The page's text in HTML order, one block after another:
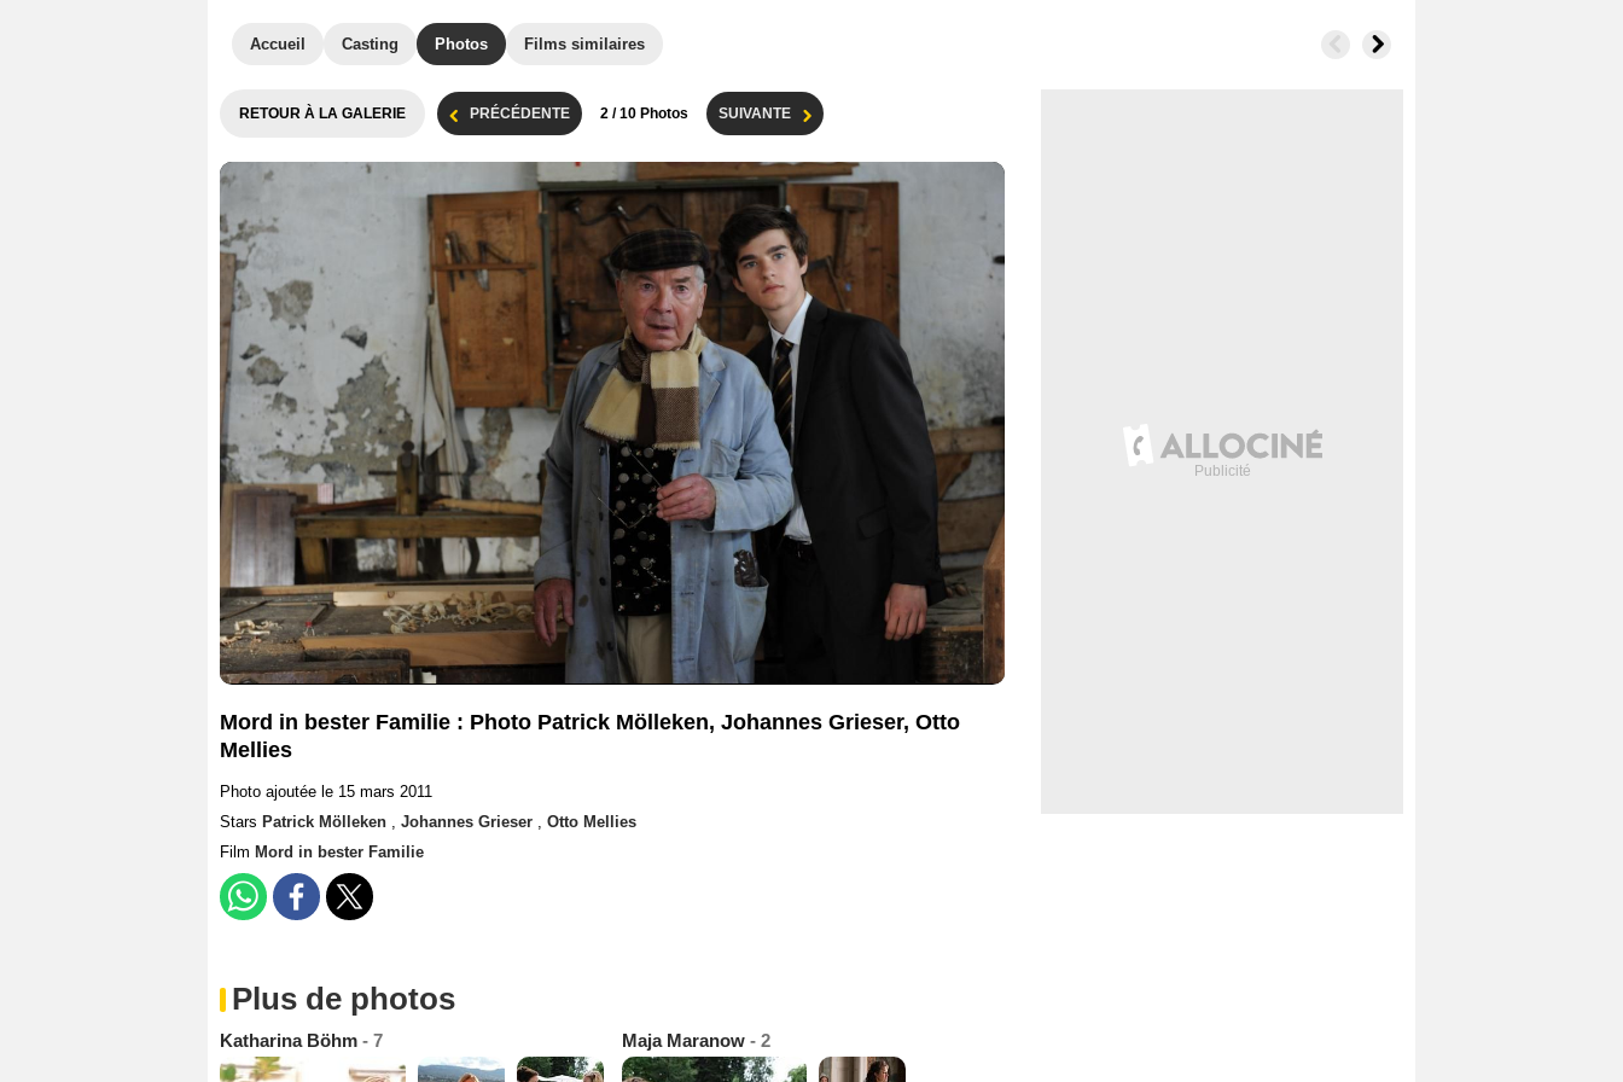
Accueil Casting Photos Films similaires
RETOUR À LA GALERIE PRÉCÉDENTE 2 / 10 Photos SUIVANTE
Mord in bester Familie : Photo Patrick Mölleken, Johannes Grieser, Otto
Mellies
Photo ajoutée le 15 mars 2011
Stars Patrick Mölleken , Johannes Grieser , Otto Mellies
Film Mord in bester Familie
Plus de photos
Katharina Böhm - 7 Maja Maranow - 2